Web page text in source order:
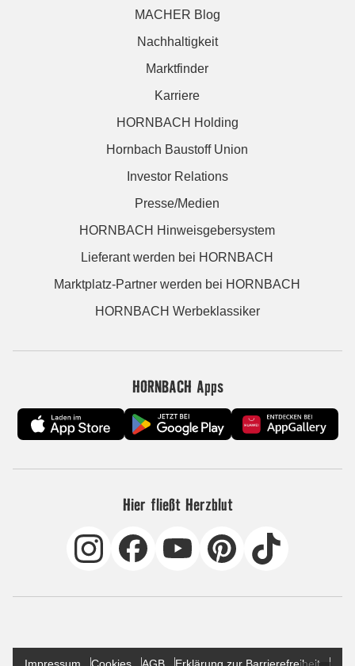
MACHER Blog
Nachhaltigkeit
Marktfinder
Karriere
HORNBACH Holding
Hornbach Baustoff Union
Investor Relations
Presse/Medien
HORNBACH Hinweisgebersystem
Lieferant werden bei HORNBACH
Marktplatz-Partner werden bei HORNBACH
HORNBACH Werbeklassiker
HORNBACH Apps
Hier fließt Herzblut
Impressum Cookies AGB Erklärung zur Barrierefreiheit